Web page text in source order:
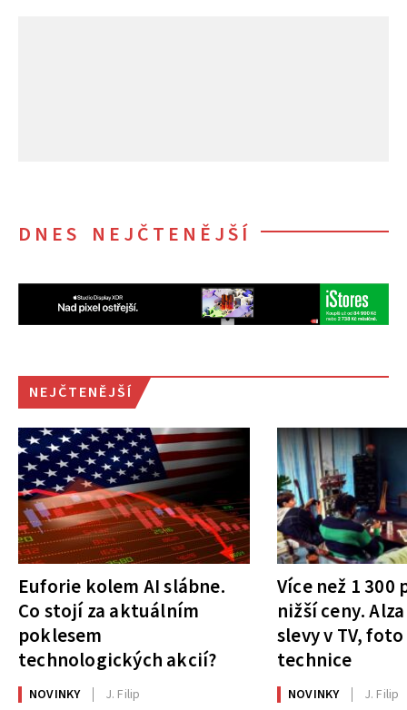
DNES NEJČTENĚJŠÍ
NEJČTENĚJŠÍ
Euforie kolem AI slábne.
Co stojí za aktuálním
poklesem
technologických akcií?
NOVINKY J. Filip
Více než 1
nižší ceny.
slevy v TV,
technice
NOVINKY J. Filip